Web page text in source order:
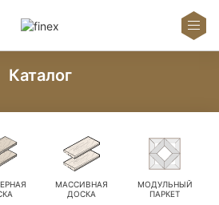
Каталог
МАССИВНАЯ
ДОСКА
МОДУЛЬНЫЙ
ПАРКЕТ